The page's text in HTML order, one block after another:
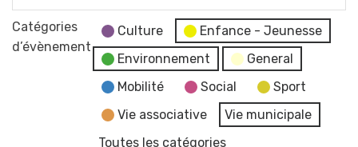
Catégories
d’évènement
Culture
Enfance - Jeunesse
Environnement
General
Mobilité
Social
Sport
Vie associative
Vie municipale
Toutes les catégories